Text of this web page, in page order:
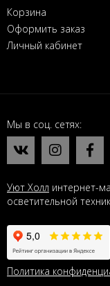
Корзина
Оформить заказ
Личный кабинет
Мы в соц. сетях
Уют Холл интернет-
осветительной
Политика